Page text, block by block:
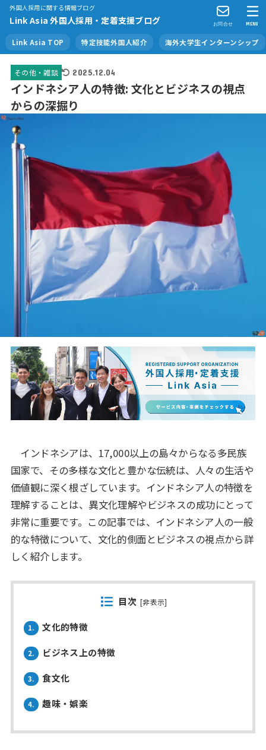
外国人採用に関する情報ブログ
Link Asia 外国人採用・定着支援ブログ
Link Asia TOP 特定技能外国人紹介 海外大学生インターンシップ
お問合せ MENU
その他・雑談 2025.12.04
インドネシア人の特徴: 文化とビジネスの視点
からの深掘り
インドネシアは、17,000以上の島々からなる多民族
国家で、その多様な文化と豊かな伝統は、人々の生活や
価値観に深く根ざしています。インドネシア人の特徴を
理解することは、異文化理解やビジネスの成功にとって
非常に重要です。この記事では、インドネシア人の一般
的な特徴について、文化的側面とビジネスの視点から詳
しく紹介します。
目次 [非表示]
1. 文化的特徴
2. ビジネス上の特徴
3. 食文化
4. 趣味・娯楽